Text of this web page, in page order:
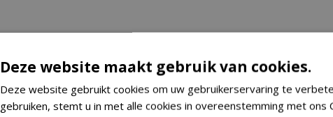
Deze website maakt gebruik van cookies.
Deze website gebruikt cookies om uw gebruikerservaring te
gebruiken, stemt u in met alle cookies in overeenstemming met ons